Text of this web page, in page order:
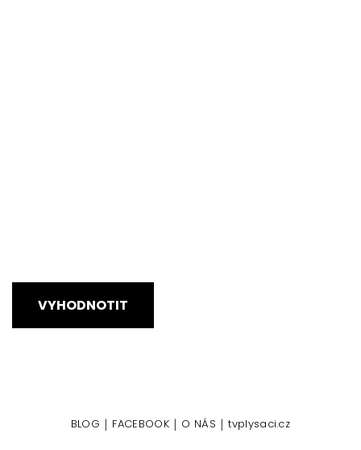
VYHODNOTIT
BLOG | FACEBOOK | O NÁS | tvplysaci.cz